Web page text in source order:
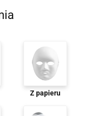
Z papieru